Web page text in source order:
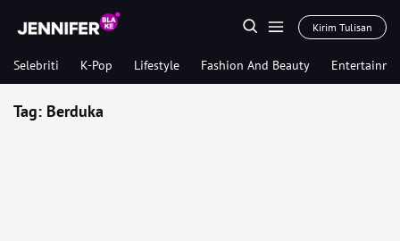
Kirim Tulisan
Selebriti K-Pop Lifestyle Fashion And Beauty
Tag: Berduka